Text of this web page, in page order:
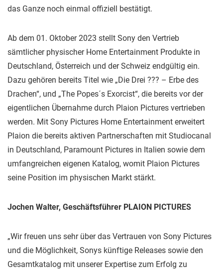
das Ganze noch einmal offiziell bestätigt.
Ab dem 01. Oktober 2023 stellt Sony den Vertrieb
sämtlicher physischer Home Entertainment Produkte in
Deutschland, Österreich und der Schweiz endgültig ein.
Dazu gehören bereits Titel wie „Die Drei ??? – Erbe des
Drachen“, und „The Popes´s Exorcist“, die bereits vor der
eigentlichen Übernahme durch Plaion Pictures vertrieben
werden. Mit Sony Pictures Home Entertainment erweitert
Plaion die bereits aktiven Partnerschaften mit Studiocanal
in Deutschland, Paramount Pictures in Italien sowie dem
umfangreichen eigenen Katalog, womit Plaion Pictures
seine Position im physischen Markt stärkt.
Jochen Walter, Geschäftsführer PLAION PICTURES
„Wir freuen uns sehr über das Vertrauen von Sony Pictures
und die Möglichkeit, Sonys künftige Releases sowie den
Gesamtkatalog mit unserer Expertise zum Erfolg zu